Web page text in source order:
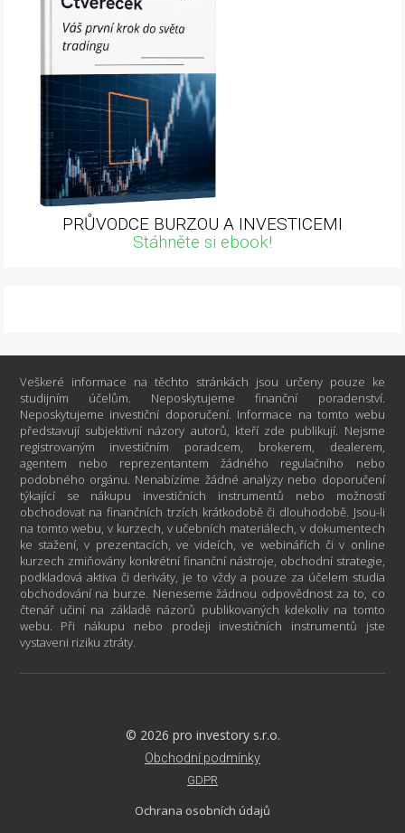
PRŮVODCE BURZOU A INVESTICEMI
Stáhněte si ebook!
Veškeré informace na těchto stránkách jsou určeny pouze ke
studijním účelům. Neposkytujeme finanční poradenství.
Neposkytujeme investiční doporučení. Informace na tomto webu
představují subjektivní názory autorů, kteří zde publikují. Nejsme
registrovaným investičním poradcem, brokerem, dealerem,
agentem nebo reprezentantem žádného regulačního nebo
podobného orgánu. Nenabízíme žádné analýzy nebo doporučení
týkající se nákupu investičních instrumentů nebo možností
obchodovat na finančních trzích krátkodobě či dlouhodobě. Jsou-li
na tomto webu, v kurzech, v učebních materiálech, v dokumentech
ke stažení, v prezentacích, ve videích, ve webinářích či v online
kurzech zmiňovány konkrétní finanční nástroje, obchodní strategie,
podkladová aktiva či deriváty, je to vždy a pouze za účelem studia
obchodování na burze. Neneseme žádnou odpovědnost za to, co
čtenář učiní na základě názorů publikovaných kdekoliv na tomto
webu. Při nákupu nebo prodeji investičních instrumentů jste
vystaveni riziku ztráty.
© 2026 pro investory s.r.o.
Obchodní podmínky
GDPR
Ochrana osobních údajů